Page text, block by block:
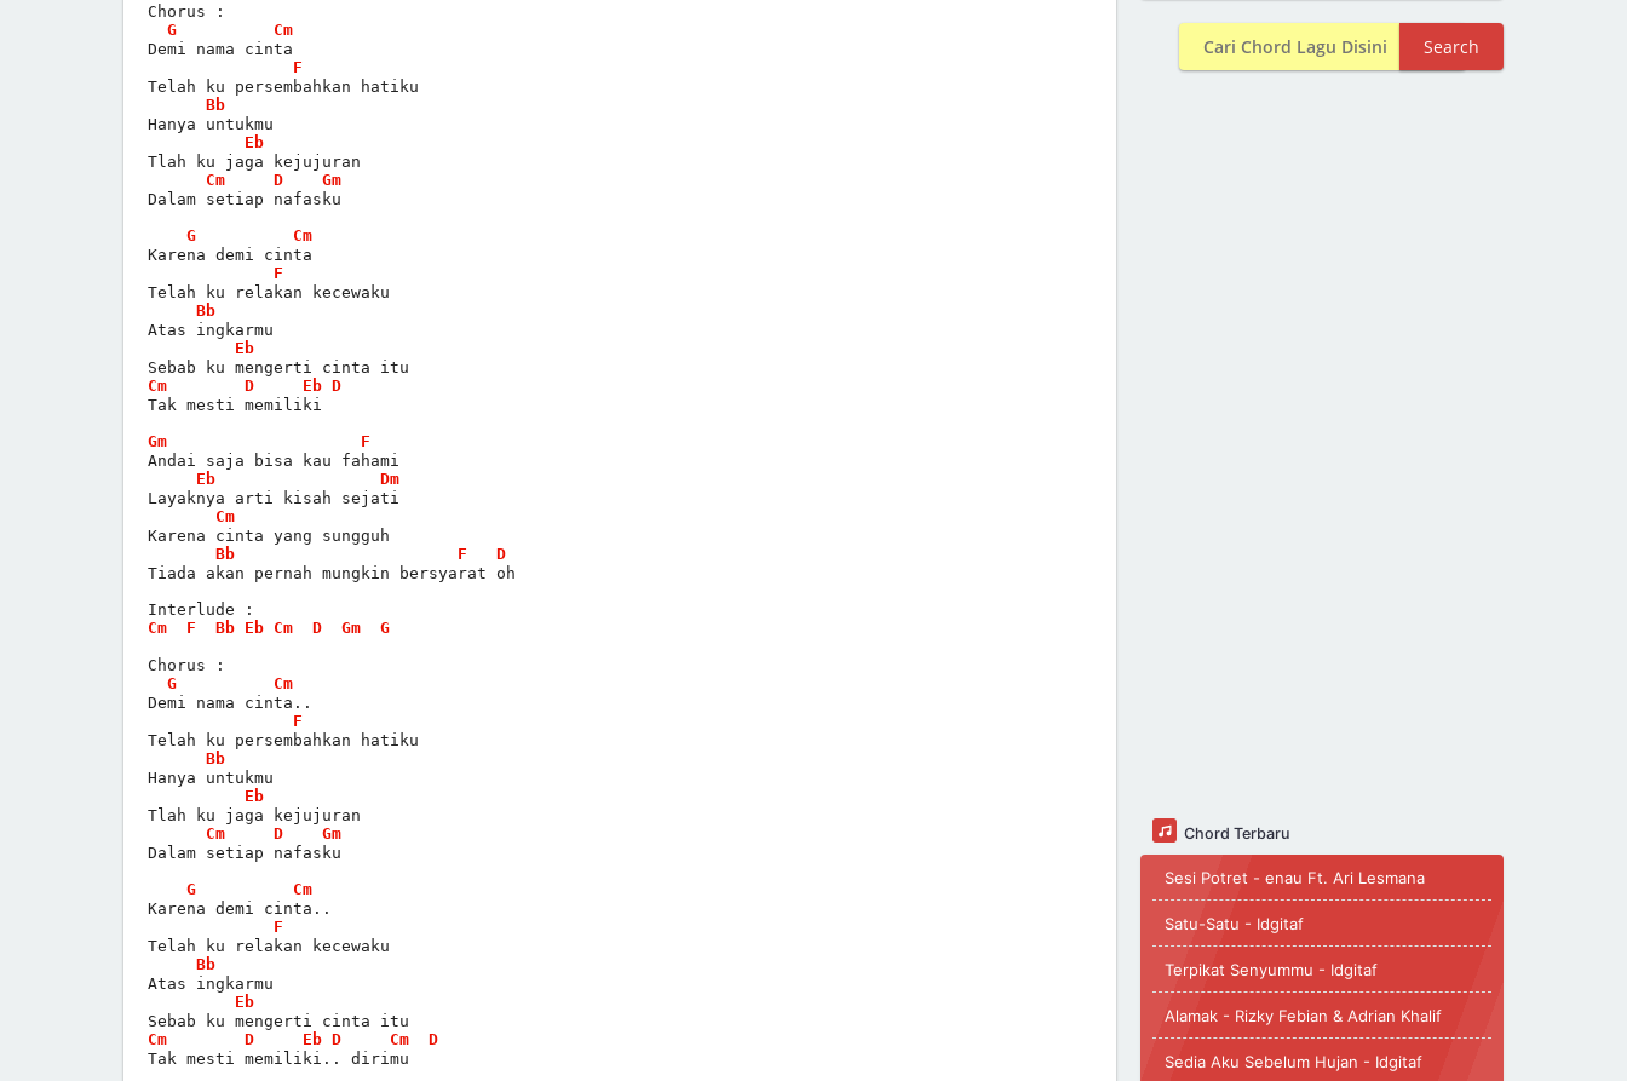
Chorus :
G
Cm
Demi nama cinta
F
Telah ku persembahkan hatiku
Bb
Hanya untukmu
Eb
Tlah ku jaga kejujuran
Cm
D
Gm
Dalam setiap nafasku
G
Cm
Karena demi cinta
F
Telah ku relakan kecewaku
Bb
Atas ingkarmu
Eb
Sebab ku mengerti cinta itu
Cm
D Eb D
Tak mesti memiliki
Gm
F
Andai saja bisa kau fahami
Eb
Dm
Layaknya arti kisah sejati
Cm
Karena cinta yang sungguh
Bb
F
D
Tiada akan pernah mungkin bersyarat oh
Interlude :
Cm
F Bb Eb Cm D Gm G
Chorus :
G
Cm
Demi nama cinta..
F
Telah ku persembahkan hatiku
Bb
Hanya untukmu
Eb
Tlah ku jaga kejujuran
Cm
D
Gm
Dalam setiap nafasku
G
Cm
Karena demi cinta..
F
Telah ku relakan kecewaku
Bb
Atas ingkarmu
Eb
Sebab ku mengerti cinta itu
Cm
D Eb D Cm
D
Tak mesti memiliki.. dirimu
Search
Chord Terbaru
Sesi Potret - enau Ft. Ari Lesmana
Satu-Satu - Idgitaf
Terpikat Senyummu - Idgitaf
Alamak - Rizky Febian & Adrian Khalif
Sedia Aku Sebelum Hujan - Idgitaf